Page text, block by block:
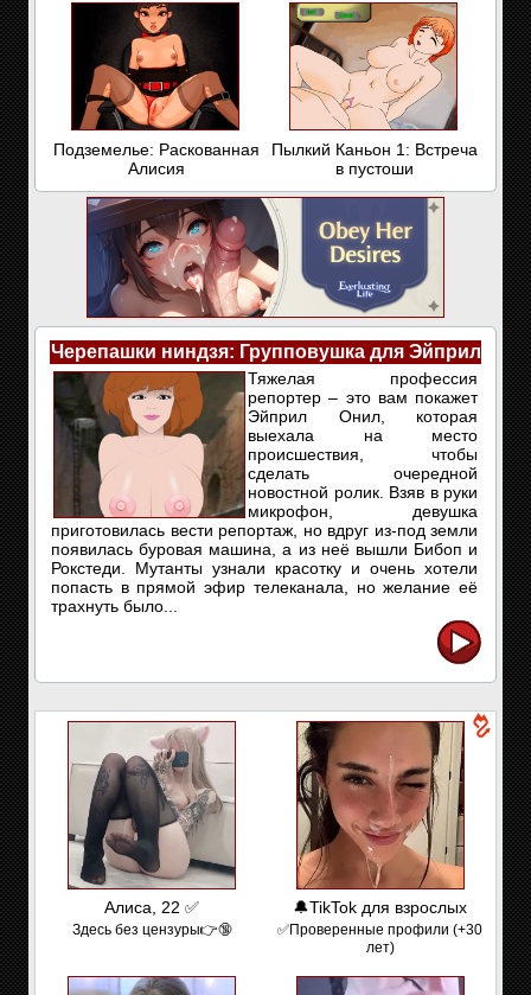
Подземелье: Раскованная
Алисия
Пылкий Каньон 1: Встреча
в пустоши
Черепашки ниндзя: Групповушка для Эйприл
Тяжелая профессия
репортер – это вам покажет
Эйприл Онил, которая
выехала на место
происшествия, чтобы
сделать очередной
новостной ролик. Взяв в руки
микрофон, девушка
приготовилась вести репортаж, но вдруг из-под земли
появилась буровая машина, а из неё вышли Бибоп и
Рокстеди. Мутанты узнали красотку и очень хотели
попасть в прямой эфир телеканала, но желание её
трахнуть было...
Алиса, 22 ✅
Здесь без цензуры👉🔞
🔔TikTok для взрослых
✅Проверенные профили (+30
лет)